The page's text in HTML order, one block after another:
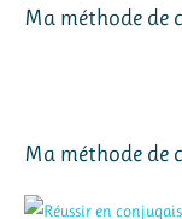
Ma méthode de
Ma méthode de